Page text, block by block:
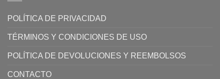
POLÍTICA DE PRIVACIDAD
TÉRMINOS Y CONDICIONES DE USO
POLÍTICA DE DEVOLUCIONES Y REEMBOLSOS
CONTACTO